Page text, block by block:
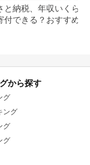
と納税、年収いくらで
付できる？おすすめ返
から探す
グ
ング
グ
グ